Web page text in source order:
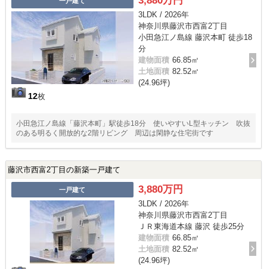
12枚
3LDK / 2026年
神奈川県藤沢市西富2丁目
小田急江ノ島線 藤沢本町 徒歩18
分
建物面積 66.85㎡
土地面積 82.52㎡
(24.96坪)
小田急江ノ島線「藤沢本町」駅徒歩18分 使いやすいL型キッチン 吹抜
のある明るく開放的な2階リビング 周辺は閑静な住宅街です
藤沢市西富2丁目の新築一戸建て
一戸建て 3,880万円
3LDK / 2026年
神奈川県藤沢市西富2丁目
ＪＲ東海道本線 藤沢 徒歩25分
建物面積 66.85㎡
土地面積 82.52㎡
(24.96坪)